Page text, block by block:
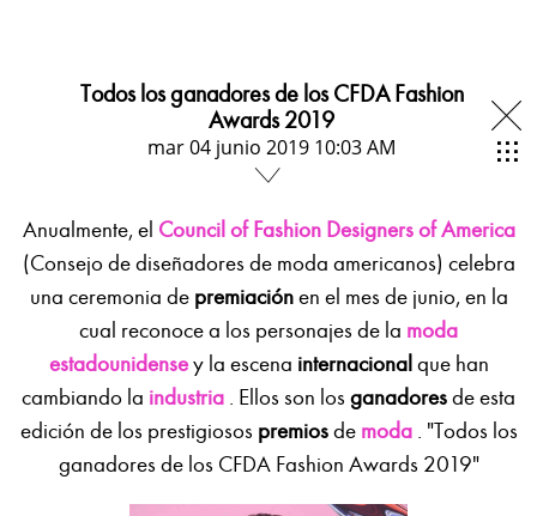
Todos los ganadores de los CFDA Fashion
Awards 2019
mar 04 junio 2019 10:03 AM
Anualmente, el Council of Fashion Designers of America
(Consejo de diseñadores de moda americanos) celebra
una ceremonia de premiaciónen el mes de junio, en la
cual reconoce a los personajes de la moda
estadounidense y la escena internacional que han
cambiando la industria . Ellos son los ganadoresde esta
edición de los prestigiosos premiosde moda . "Todos los
ganadores de los CFDA Fashion Awards 2019"